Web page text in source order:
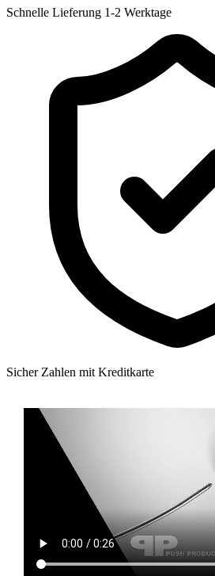
Schnelle Lieferung 1-2 Werktage
Sicher Zahlen mit Kreditkarte